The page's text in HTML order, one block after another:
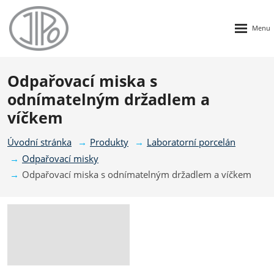
Odpařovací miska s
odnímatelným držadlem a
víčkem
Úvodní stránka Produkty
Laboratorní porcelán
Odpařovací misky
Odpařovací miska s odnímatelným držadlem a víčkem